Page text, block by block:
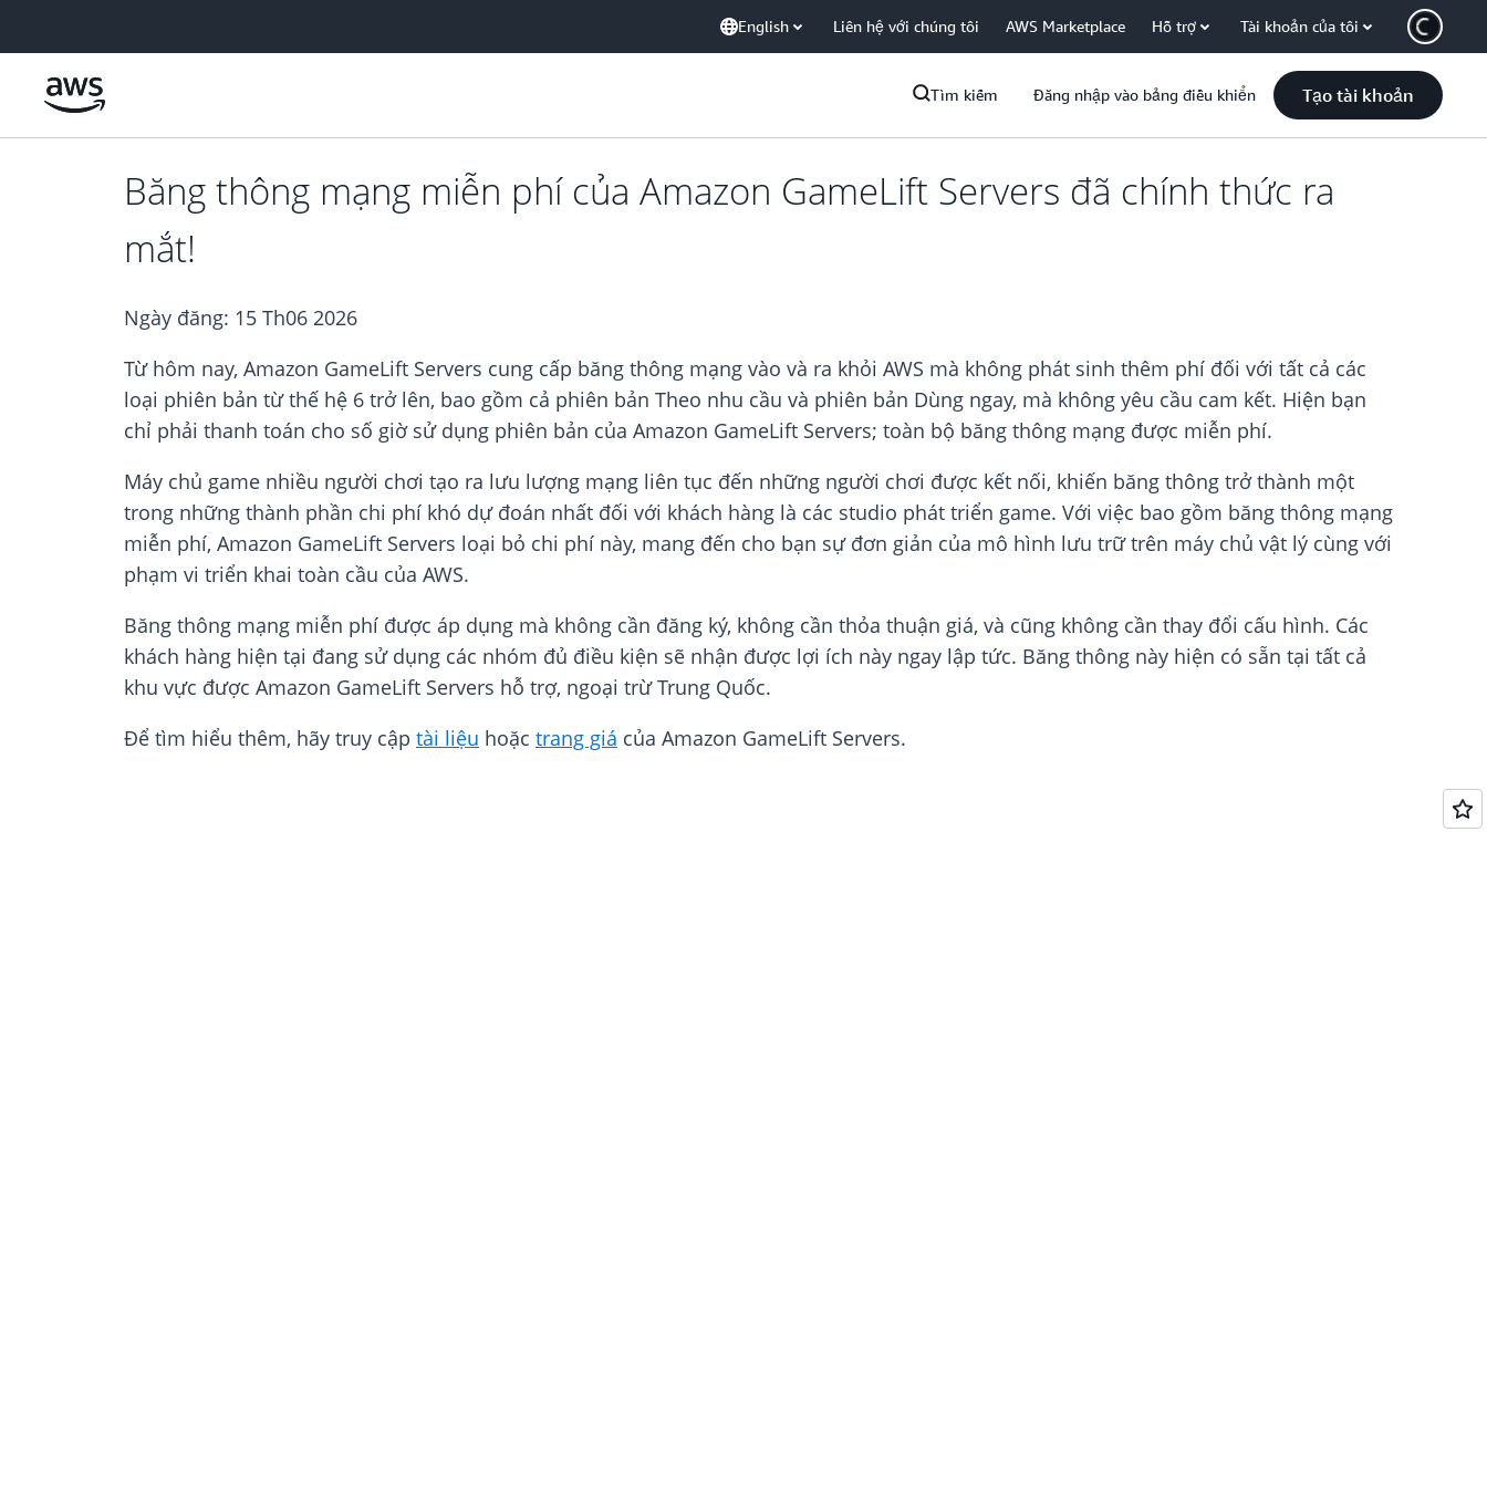
English Liên hệ với chúng tôi AWS Marketplace Hỗ trợ Tài khoản của tôi
Tìm kiếm Đăng nhập vào bảng điều khiển Tạo tài khoản
Băng thông mạng miễn phí của Amazon GameLift Servers đã chính thức ra
mắt!
Ngày đăng: 15 Th06 2026
Từ hôm nay, Amazon GameLift Servers cung cấp băng thông mạng vào và ra khỏi AWS mà không phát sinh thêm phí đối với tất cả các
loại phiên bản từ thế hệ 6 trở lên, bao gồm cả phiên bản Theo nhu cầu và phiên bản Dùng ngay, mà không yêu cầu cam kết. Hiện bạn
chỉ phải thanh toán cho số giờ sử dụng phiên bản của Amazon GameLift Servers; toàn bộ băng thông mạng được miễn phí.
Máy chủ game nhiều người chơi tạo ra lưu lượng mạng liên tục đến những người chơi được kết nối, khiến băng thông trở thành một
trong những thành phần chi phí khó dự đoán nhất đối với khách hàng là các studio phát triển game. Với việc bao gồm băng thông mạng
miễn phí, Amazon GameLift Servers loại bỏ chi phí này, mang đến cho bạn sự đơn giản của mô hình lưu trữ trên máy chủ vật lý cùng với
phạm vi triển khai toàn cầu của AWS.
Băng thông mạng miễn phí được áp dụng mà không cần đăng ký, không cần thỏa thuận giá, và cũng không cần thay đổi cấu hình. Các
khách hàng hiện tại đang sử dụng các nhóm đủ điều kiện sẽ nhận được lợi ích này ngay lập tức. Băng thông này hiện có sẵn tại tất cả
khu vực được Amazon GameLift Servers hỗ trợ, ngoại trừ Trung Quốc.
Để tìm hiểu thêm, hãy truy cập tài liệu hoặc trang giá của Amazon GameLift Servers.